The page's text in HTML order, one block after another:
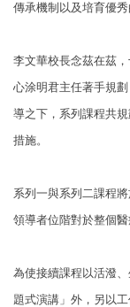
傳承機制以及培育優秀
李文華校長念茲在茲
心涂明君主任著手規
導之下，系列課程共
措施。
系列一與系列二課程
領導者位階對於整個
為使接續課程以活潑
題式演講」外，另以